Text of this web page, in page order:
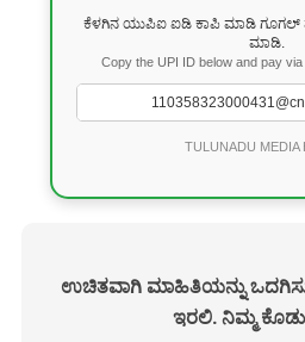
ಕೆಳಗಿನ ಯುಪಿಐ ಐಡಿ ಕಾಪಿ ಮಾಡಿ
ಮಾಡಿ.
Copy the UPI ID below and pay via
TULUNADU MEDIA
ಉಚಿತವಾಗಿ ಮಾಹಿತಿಯನ್ನು
ಇರಲಿ. ನಿಮ್ಮ